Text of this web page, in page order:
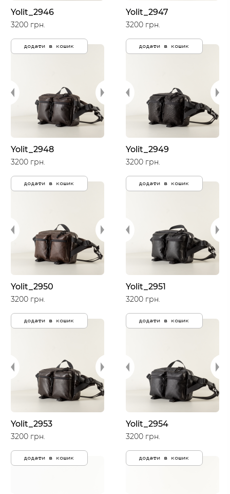
Yolit_2946
3200 грн.
додати в кошик
Yolit_2947
3200 грн.
додати в кошик
Yolit_2948
3200 грн.
додати в кошик
Yolit_2949
3200 грн.
додати в кошик
Yolit_2950
3200 грн.
додати в кошик
Yolit_2951
3200 грн.
додати в кошик
Yolit_2953
3200 грн.
додати в кошик
Yolit_2954
3200 грн.
додати в кошик